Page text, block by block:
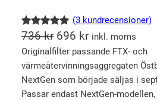
Betygsatt
5.00av 5
baserat på
3
kundrecen
sioner
(3 kundrecensioner)
736kr D
e
t
u
696 krD
e
t
n
inkl. moms
Originalfilter passande FTX- och
värmeåtervinningsaggregaten
NextGen som började säljas i
Passar endast NextGen-